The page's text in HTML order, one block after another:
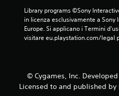
Library programs ©Sony
in licenza esclusivamente a
Europe. Si applicano i Termini
visitare eu.playstation.com/legal
© Cygames, Inc. Developed
Licensed to and published